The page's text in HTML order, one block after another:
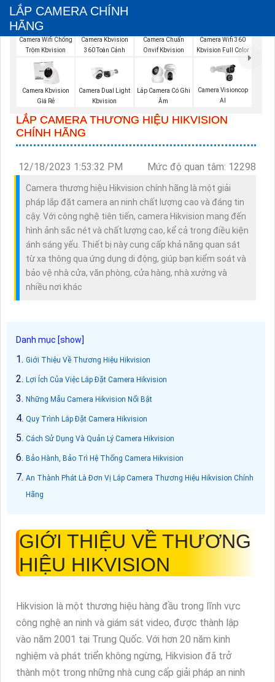
LẮP CAMERA CHÍNH
HÃNG
Camera Wifi Chống
Trộm Kbvision
Camera Kbvision
360 Toàn Cảnh
Camera Chuẩn
Onvif Kbvision
Camera Wifi 360
Kbvision Full Color
Camera Kbvision
Giá Rẻ
Camera Dual Light
Kbvision
Lắp Camera Có Ghi
Âm
Camera Visioncop
Al
LẮP CAMERA THƯƠNG HIỆU HIKVISION
CHÍNH HÃNG
12/18/2023 1:53:32 PM Mức độ quan tâm: 12298
Camera thương hiệu Hikvision chính hãng là một giải
pháp lắp đặt camera an ninh chất lượng cao và đáng tin
cậy. Với công nghệ tiên tiến, camera Hikvision mang đến
hình ảnh sắc nét và chất lượng cao, kể cả trong điều kiện
ánh sáng yếu. Thiết bị này cung cấp khả năng quan sát
từ xa thông qua ứng dụng di động, giúp bạn kiểm soát và
bảo vệ nhà cửa, văn phòng, cửa hàng, nhà xưởng và
nhiều nơi khác
Giới Thiệu Về Thương Hiệu Hikvision
Lợi Ích Của Việc Lắp Đặt Camera Hikvision
Những Mẫu Camera Hikvision Nổi Bật
Quy Trình Lắp Đặt Camera Hikvision
Cách Sử Dụng Và Quản Lý Camera Hikvision
Bảo Hành, Bảo Trì Hệ Thống Camera Hikvision
An Thành Phát Là Đơn Vị Lắp Camera Thương Hiệu Hikvision Chính
Hãng
GIỚI THIỆU VỀ THƯƠNG
HIỆU HIKVISION
Hikvision là một thương hiệu hàng đầu trong lĩnh vực
công nghệ an ninh và giám sát video, được thành lập
vào năm 2001 tại Trung Quốc. Với hơn 20 năm kinh
nghiệm và phát triển không ngừng, Hikvision đã trở
thành một trong những nhà cung cấp giải pháp an ninh